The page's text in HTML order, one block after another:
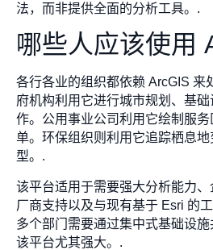
法，而非提供全面的分析工具。.
哪些人应该使用
各行各业的组织都依赖 ArcGIS 来
府机构利用它进行城市规划、基
作。公用事业公司利用它绘制服
单。环保组织则利用它追踪栖息
型。.
该平台适用于需要强大分析能力
厂商支持以及与现有基于 Esri 的
多个部门需要通过集中式基础设施
该平台尤其强大。.